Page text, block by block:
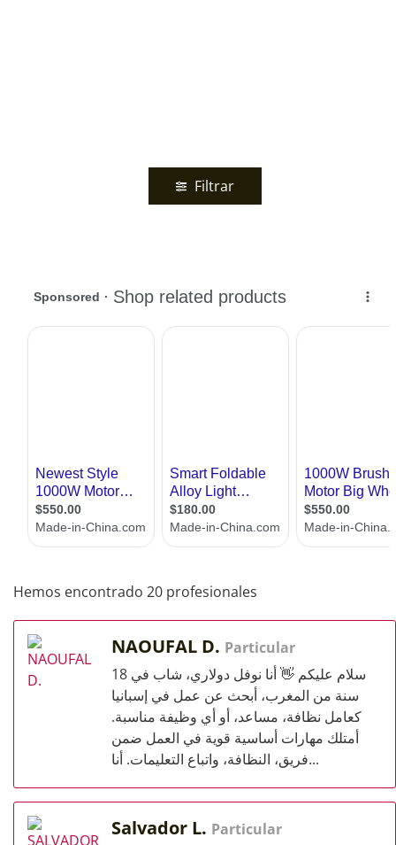
Filtrar
Hemos encontrado 20 profesionales
NAOUFAL D. Particular
سلام عليكم 👋 أنا نوفل دولاري، شاب في 18
سنة من المغرب، أبحث عن عمل في إسبانيا
كعامل نظافة، مساعد، أو أي وظيفة مناسبة.
أمتلك مهارات أساسية قوية في العمل ضمن
فريق، النظافة، واتباع التعليمات. أنا...
Salvador L. Particular